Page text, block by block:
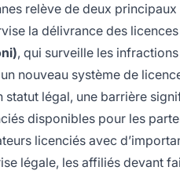
relève de deux
la délivrance des
, qui surveille les
nouveau système de
statut légal, une barrière
disponibles pour les
licenciés avec
légale, les affiliés devant